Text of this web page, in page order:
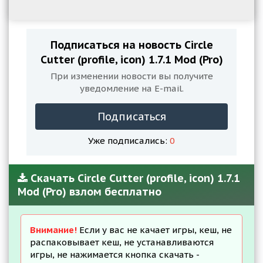
Подписаться на новость Circle
Cutter (profile, icon) 1.7.1 Mod (Pro)
При изменении новости вы получите
уведомление на E-mail.
Подписаться
Уже подписались: 0
Скачать Circle Cutter (profile, icon) 1.7.1
Mod (Pro) взлом бесплатно
Внимание! Если у вас не качает игры, кеш, не
распаковывает кеш, не устанавливаются
игры, не нажимается кнопка скачать -